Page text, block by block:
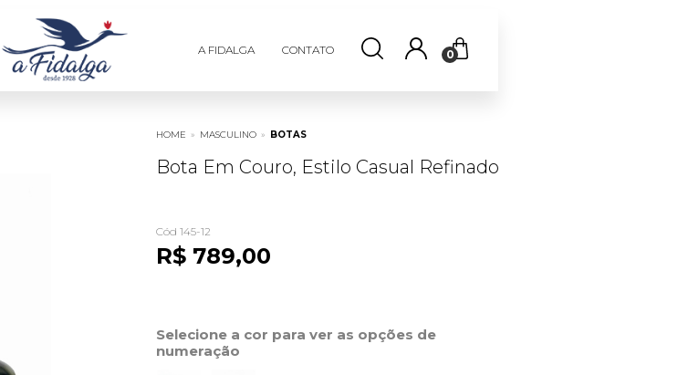
0
A FIDALGA CONTATO
HOME » MASCULINO » BOTAS
Bota Em Couro, Estilo Casual Refinado
Cód 145-12
R$ 789,00
Selecione a cor para ver as opções de
numeração